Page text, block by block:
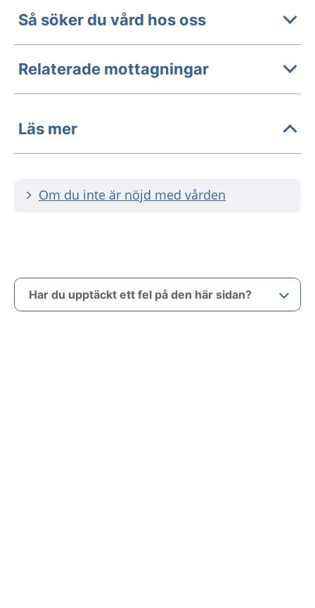
Så söker du vård hos oss
Relaterade mottagningar
Läs mer
Om du inte är nöjd med vården
Har du upptäckt ett fel på den här sidan?